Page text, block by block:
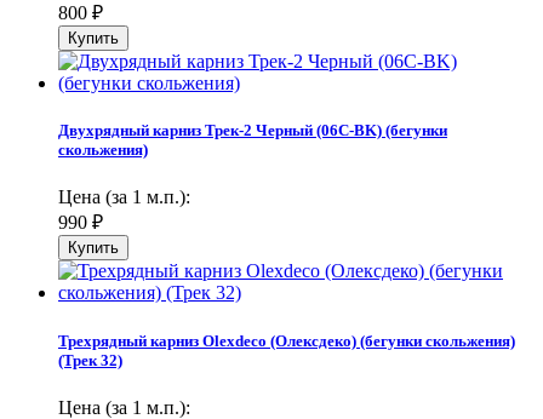
800 ₽
Двухрядный карниз Трек-2 Черный (06С-BK) (бегунки
скольжения)
Цена (за 1 м.п.):
990 ₽
Трехрядный карниз Olexdeco (Олексдеко) (бегунки скольжения)
(Трек 32)
Цена (за 1 м.п.):